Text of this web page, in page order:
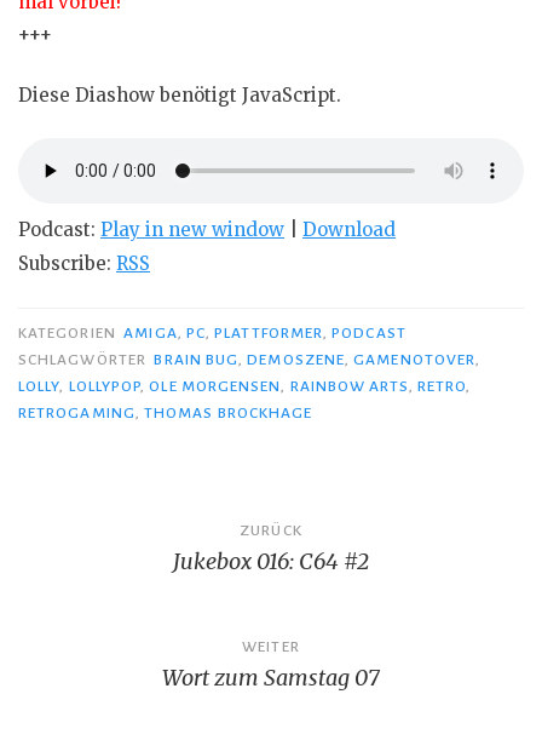
+++
Diese Diashow benötigt JavaScript.
Podcast: Play in new window
Download
Subscribe: RSS
KATEGORIEN AMIGA PC ,PLATTFORMER ,PODCAST
SCHLAGWÖRTER
BRAIN BUG ,DEMOSZENE ,GAMENOTOVER
LOLLY LOLLYPOP ,OLE MORGENSEN RAINBOW ARTS RETRO
RETROGAMING
,THOMAS BROCKHAGE
Beitragsnavigation
ZURÜCK
Jukebox 016: C64 #2
WEITER
Wort zum Samstag 07